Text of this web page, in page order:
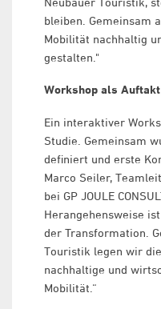
bleiben. Gemeinsam
Mobilität nachhaltig
gestalten."
Workshop als Auftakt
Ein interaktiver
Studie. Gemeinsam
definiert und erste
Marco Seiler,
bei GP JOULE
Herangehensweise
der Transformation.
Touristik legen wir
nachhaltige und
Mobilität.“